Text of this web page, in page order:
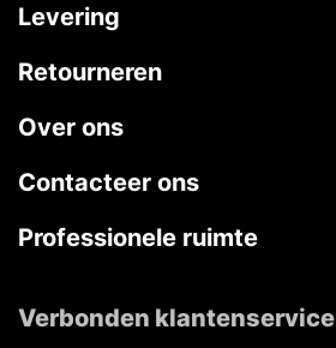
Levering
Retourneren
Over ons
Contacteer ons
Professionele ruimte
Verbonden klantenservice